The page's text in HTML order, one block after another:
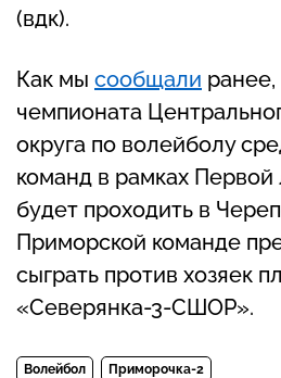
(вдк).
Как мы сообщали
чемпионата
округа по волейболу
команд в рамках Первой
будет проходить в
Приморской команде
сыграть против хозяек
«Северянка-3-СШОР».
Волейбол Приморочка-2